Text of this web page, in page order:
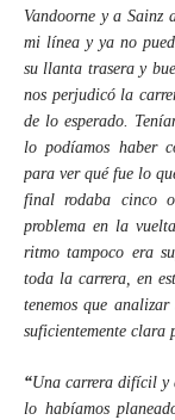
Vandoorne y a Sainz
mi línea y ya no
su llanta trasera y
nos perjudicó la
de lo esperado.
lo podíamos haber
para ver qué fue lo
final rodaba cinco
problema en la
ritmo tampoco era
toda la carrera, en
tenemos que
suficientemente clara
“Una carrera difícil y
lo habíamos